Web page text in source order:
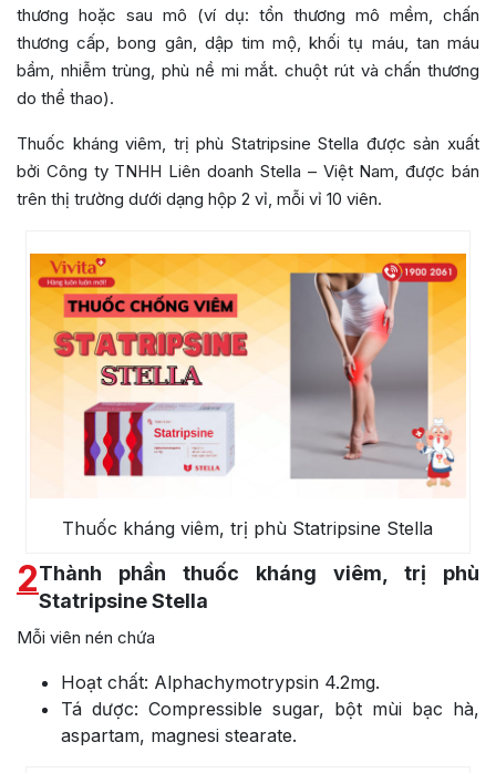
thương hoặc sau mô (ví dụ: tổn thương mô mềm, chấn
thương cấp, bong gân, dập tim mộ, khối tụ máu, tan máu
bầm, nhiễm trùng, phù nề mi mắt. chuột rút và chấn thương
do thể thao).
Thuốc kháng viêm, trị phù Statripsine Stella được sản xuất
bởi Công ty TNHH Liên doanh Stella – Việt Nam, được bán
trên thị trường dưới dạng hộp 2 vỉ, mỗi vỉ 10 viên.
Thuốc kháng viêm, trị phù Statripsine Stella
2Thành phần thuốc kháng viêm, trị phù
Statripsine Stella
Mỗi viên nén chứa
Hoạt chất: Alphachymotrypsin 4.2mg.
Tá dược: Compressible sugar, bột mùi bạc hà,
aspartam, magnesi stearate.